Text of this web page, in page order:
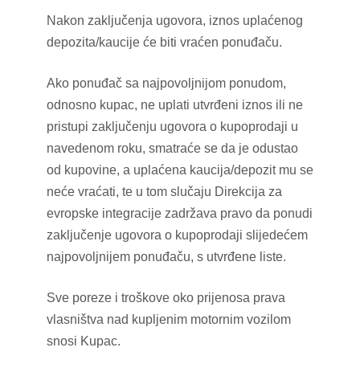
Nakon zaključenja ugovora, iznos uplaćenog
depozita/kaucije će biti vraćen ponuđaču.
Ako ponuđač sa najpovoljnijom ponudom,
odnosno kupac, ne uplati utvrđeni iznos ili ne
pristupi zaključenju ugovora o kupoprodaji u
navedenom roku, smatraće se da je odustao
od kupovine, a uplaćena kaucija/depozit mu se
neće vraćati, te u tom slučaju Direkcija za
evropske integracije zadržava pravo da ponudi
zaključenje ugovora o kupoprodaji slijedećem
najpovoljnijem ponuđaču, s utvrđene liste.
Sve poreze i troškove oko prijenosa prava
vlasništva nad kupljenim motornim vozilom
snosi Kupac.